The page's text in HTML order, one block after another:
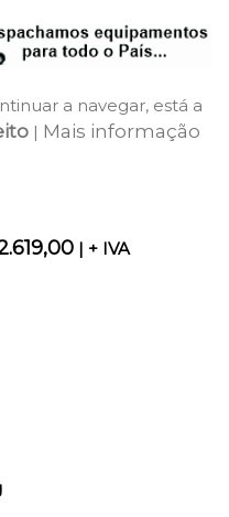
a navegar, está a
| Mais informação
| + IVA